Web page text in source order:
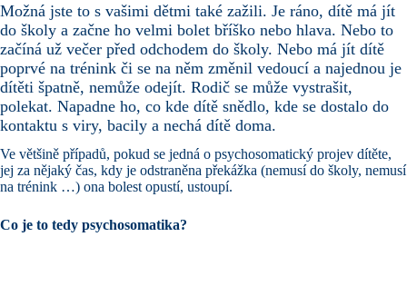
Možná jste to s vašimi dětmi také zažili. Je ráno, dítě má jít
do školy a začne ho velmi bolet bříško nebo hlava. Nebo to
začíná už večer před odchodem do školy. Nebo má jít dítě
poprvé na trénink či se na něm změnil vedoucí a najednou je
dítěti špatně, nemůže odejít. Rodič se může vystrašit,
polekat. Napadne ho, co kde dítě snědlo, kde se dostalo do
kontaktu s viry, bacily a nechá dítě doma.
Ve většině případů, pokud se jedná o psychosomatický projev dítěte,
jej za nějaký čas, kdy je odstraněna překážka (nemusí do školy, nemusí
na trénink …) ona bolest opustí, ustoupí.
Co je to tedy psychosomatika?